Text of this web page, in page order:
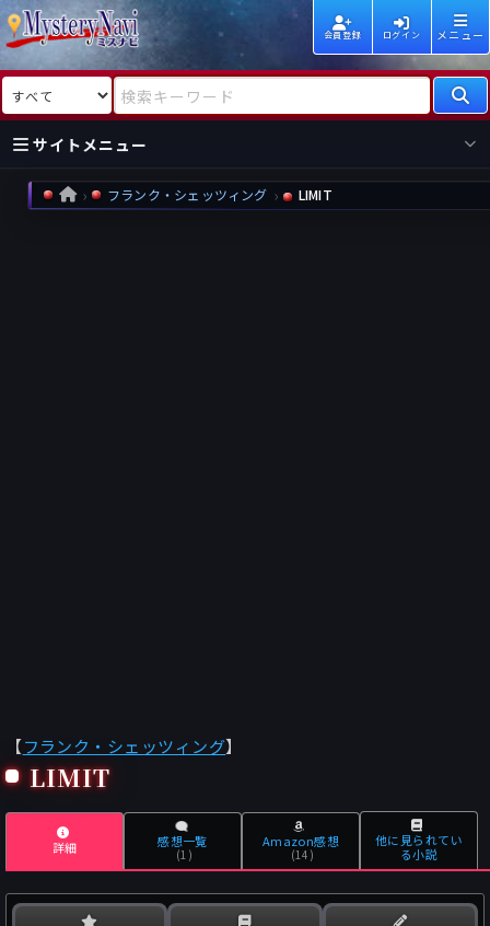
会員登録 ログイン メニュー
検索対象 検索キーワード
サイトメニュー
国内
海外
新着
HOME フランク・シェッツィング LIMIT
【フランク・シェッツィング】
LIMIT
詳細 感想一覧
(1)
Amazon感想
(14)
他に見られてい
る小説